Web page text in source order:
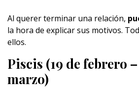
Al querer terminar una relación,
la hora de explicar sus motivos.
ellos.
Piscis (19 de febrero
marzo)